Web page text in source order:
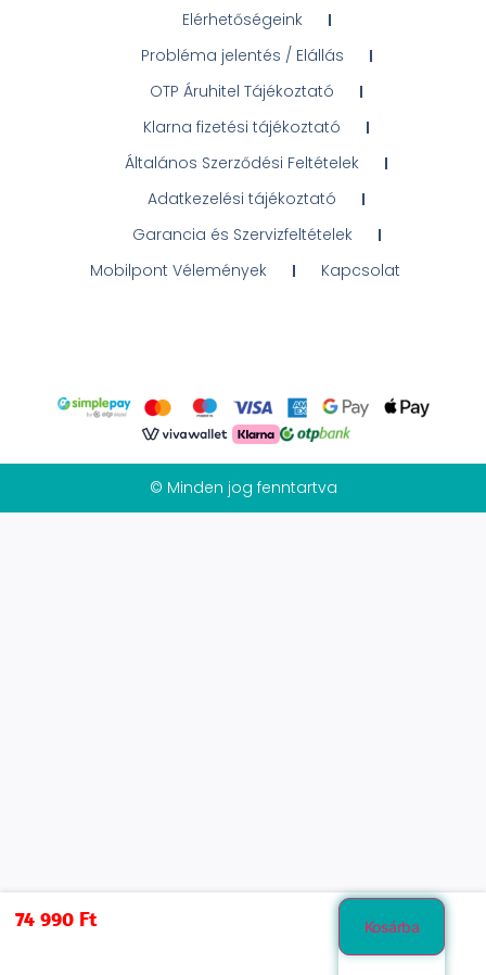
74 990 Ft Kosárba
Elérhetőségeink
Probléma jelentés / Elállás
OTP Áruhitel Tájékoztató
Klarna fizetési tájékoztató
Általános Szerződési Feltételek
Adatkezelési tájékoztató
Garancia és Szervizfeltételek
Mobilpont Vélemények
Kapcsolat
© Minden jog fenntartva